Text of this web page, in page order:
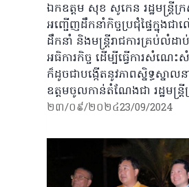
ឯកឧត្តម សុខ សូកេន រដ្ឋមន្រ្តីក្
អញ្ជើញដឹកនាំកិច្ចប្រជុំផ្ទៃក្នុងជ
ដឹកនាំ និងមន្រ្តីរាជការគ្រប់លំដា
អធិការកិច្ច ដើម្បីធ្វើការសំណ
ក៏ដូចជាបង្កើតនូវភាពស្និទ្ធស្នា
ឧត្តមចូលកាន់តំណែងជា រដ្ឋមន្រ្
២៣/០៩/២០២៤23/09/2024